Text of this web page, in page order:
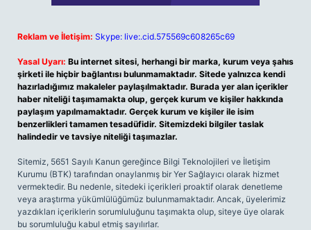
Reklam ve İletişim: Skype: live:.cid.575569c608265c69
Yasal Uyarı: Bu internet sitesi, herhangi bir marka, kurum veya şahıs
şirketi ile hiçbir bağlantısı bulunmamaktadır. Sitede yalnızca kendi
hazırladığımız makaleler paylaşılmaktadır. Burada yer alan içerikler
haber niteliği taşımamakta olup, gerçek kurum ve kişiler hakkında
paylaşım yapılmamaktadır. Gerçek kurum ve kişiler ile isim
benzerlikleri tamamen tesadüfidir. Sitemizdeki bilgiler taslak
halindedir ve tavsiye niteliği taşımazlar.
Sitemiz, 5651 Sayılı Kanun gereğince Bilgi Teknolojileri ve İletişim
Kurumu (BTK) tarafından onaylanmış bir Yer Sağlayıcı olarak hizmet
vermektedir. Bu nedenle, sitedeki içerikleri proaktif olarak denetleme
veya araştırma yükümlülüğümüz bulunmamaktadır. Ancak, üyelerimiz
yazdıkları içeriklerin sorumluluğunu taşımakta olup, siteye üye olarak
bu sorumluluğu kabul etmiş sayılırlar.